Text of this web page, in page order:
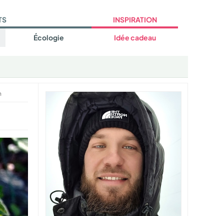
Écologie
INSPIRATION
Idée cadeau